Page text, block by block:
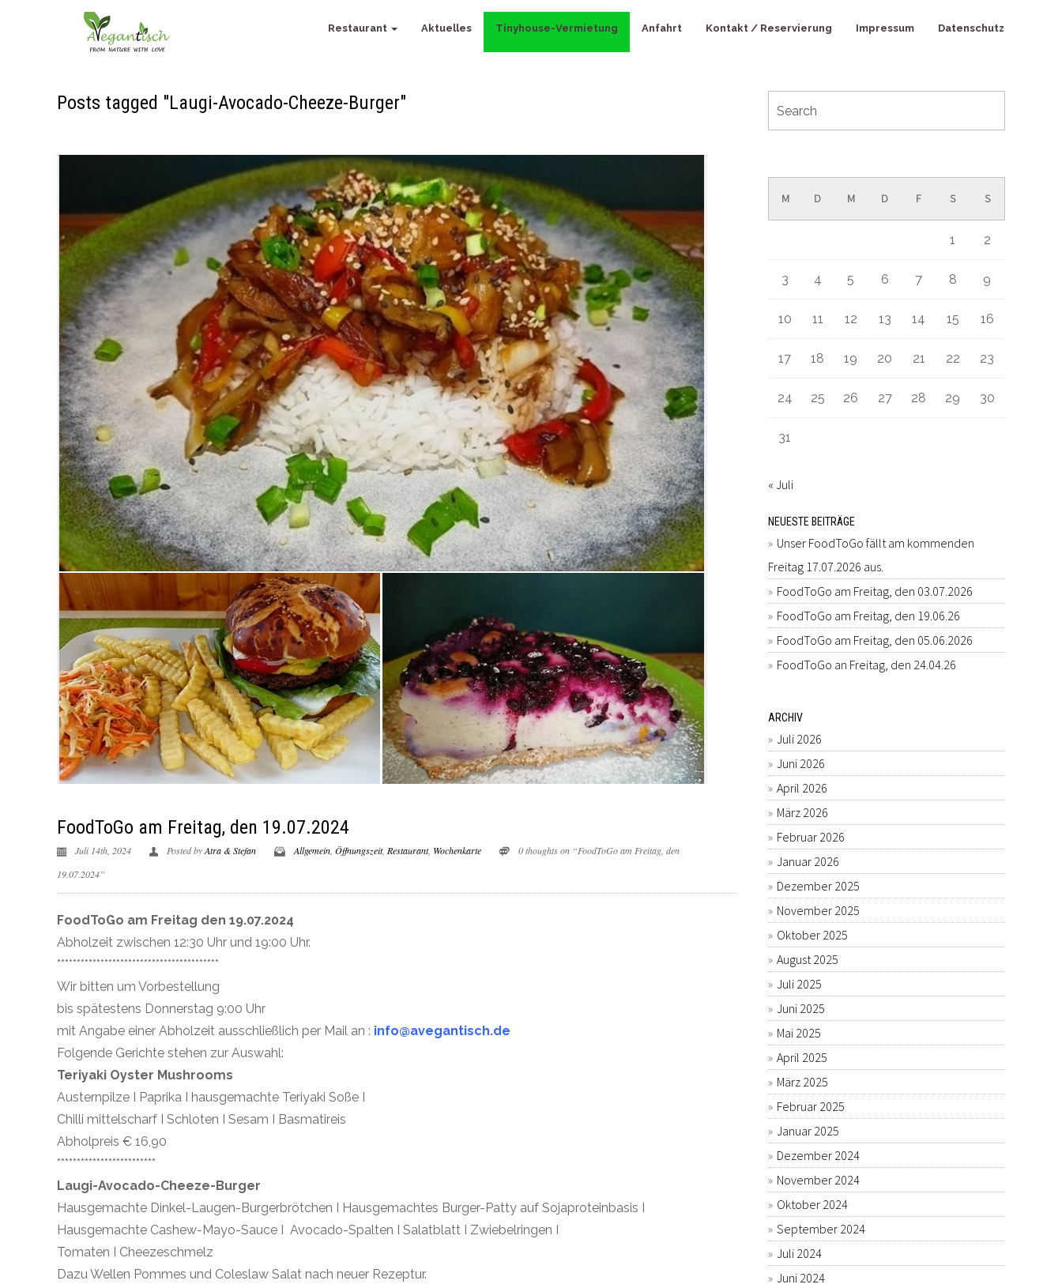
Restaurant Aktuelles Tinyhouse-Vermietung Anfahrt Kontakt / Reservierung Impressum Datenschutz
Posts tagged "Laugi-Avocado-Cheeze-Burger"
FoodToGo am Freitag, den 19.07.2024
Juli 14th, 2024 Posted byAtra & Stefan Allgemein Öffnungszeit, Restaurant, Wochenkarte
0 thoughts on “FoodToGo am Freitag, den
19.07.2024”
FoodToGo am Freitag den 19.07.2024
Abholzeit zwischen 12:30 Uhr und 19:00 Uhr.
*****************************************
Wir bitten um Vorbestellung
bis spätestens Donnerstag 9:00 Uhr
mit Angabe einer Abholzeit ausschließlich per Mail an : info@avegantisch.de
Folgende Gerichte stehen zur Auswahl:
Teriyaki Oyster Mushrooms
Austernpilze I Paprika I hausgemachte Teriyaki Soße I
Chilli mittelscharf I Schloten I Sesam I Basmatireis
Abholpreis € 16,90
*************************
Laugi-Avocado-Cheeze-Burger
Hausgemachte Dinkel-Laugen-Burgerbrötchen I Hausgemachtes Burger-Patty auf Sojaproteinbasis I
Hausgemachte Cashew-Mayo-Sauce I Avocado-Spalten I Salatblatt I Zwiebelringen I
Tomaten I Cheezeschmelz
Dazu Wellen Pommes und Coleslaw Salat nach neuer Rezeptur.
M D M D F S S
1 2
3 4 5 6 7 8 9
10 11 12 13 14 15 16
17 18 19 20 21 22 23
24 25 26 27 28 29 30
31
« Juli
NEUESTE BEITRÄGE
Unser FoodToGo fällt am kommenden
Freitag 17.07.2026 aus.
FoodToGo am Freitag, den 03.07.2026
FoodToGo am Freitag, den 19.06.26
FoodToGo am Freitag, den 05.06.2026
FoodToGo an Freitag, den 24.04.26
ARCHIV
Juli 2026
Juni 2026
April 2026
März 2026
Februar 2026
Januar 2026
Dezember 2025
November 2025
Oktober 2025
August 2025
Juli 2025
Juni 2025
Mai 2025
April 2025
März 2025
Februar 2025
Januar 2025
Dezember 2024
November 2024
Oktober 2024
September 2024
Juli 2024
Juni 2024